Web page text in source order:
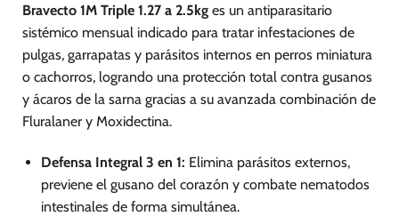
producto
producto
Bravecto 1M Triple 1.27 a 2.5kg es un antiparasitario
sistémico mensual indicado para tratar infestaciones de
pulgas, garrapatas y parásitos internos en perros miniatura
o cachorros, logrando una protección total contra gusanos
y ácaros de la sarna gracias a su avanzada combinación de
Fluralaner y Moxidectina.
Defensa Integral 3 en 1: Elimina parásitos externos,
previene el gusano del corazón y combate nematodos
intestinales de forma simultánea.